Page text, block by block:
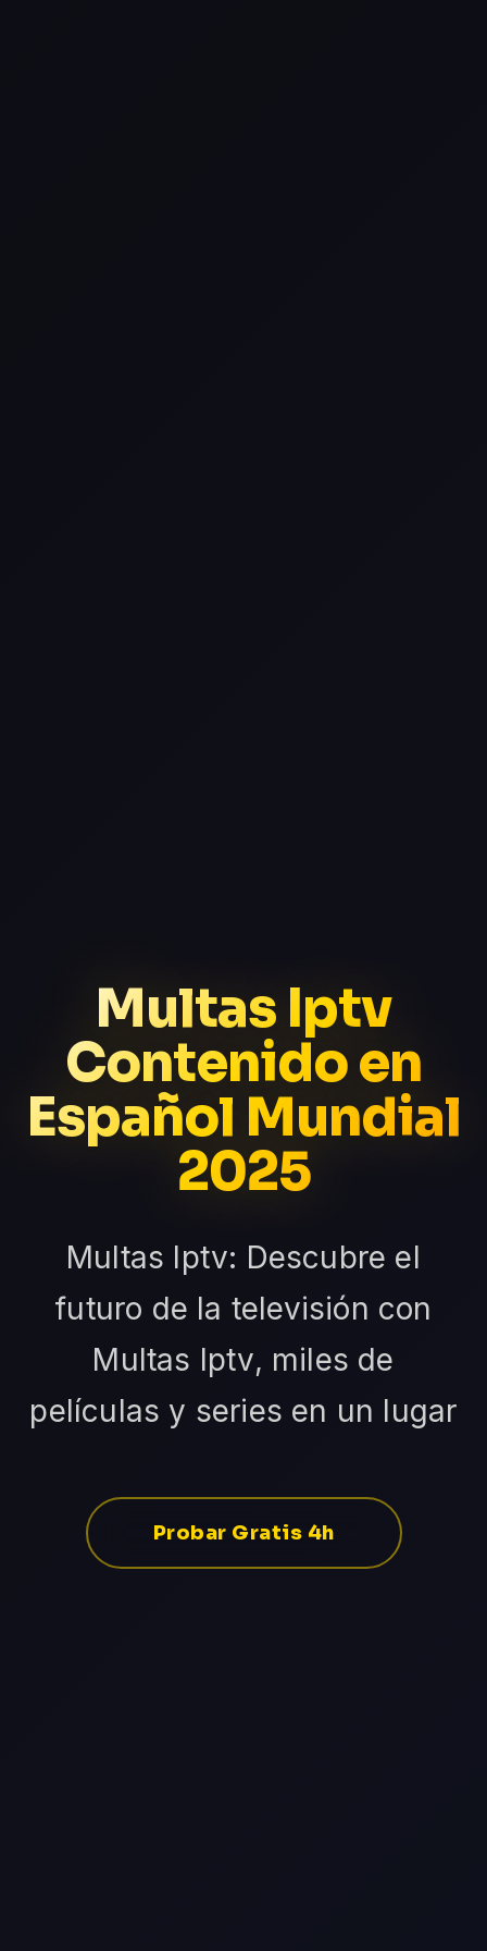
Multas Iptv
Contenido en
Español Mundial
2025
Multas Iptv: Descubre el
futuro de la televisión con
Multas Iptv, miles de
películas y series en un lugar
Probar Gratis 4h